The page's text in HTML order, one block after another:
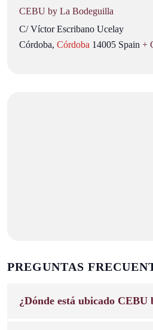
CEBU by La Bodeguilla
C/ Víctor Escribano Ucelay
Córdoba, Córdoba 14005 Spain +
PREGUNTAS
¿Dónde está ubicado